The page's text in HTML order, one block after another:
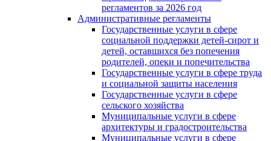
регламентов за 2026 год
Административные регламенты
Государственные услуги в сфере
социальной поддержки детей-сирот и
детей, оставшихся без попечения
родителей, опеки и попечительства
Государственные услуги в сфере труда
и социальной защиты населения
Государственные услуги в сфере
сельского хозяйства
Муниципальные услуги в сфере
архитектуры и градостроительства
Муниципальные услуги в сфере